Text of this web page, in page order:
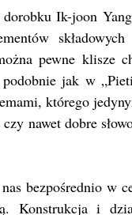
Ik-joon
pewne klisze
podobnie jak w
którego
nawet dobre
bezpośrednio w
Konstrukcja i